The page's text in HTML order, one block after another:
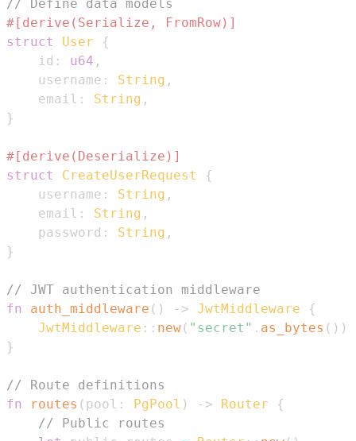
// Define data models
#[derive(Serialize, FromRow)]
struct
User
{
    id
: u64 ,
    username
: String ,
    email
: String ,
}
#[derive(Deserialize)]
struct
CreateUserRequest
{
    username
: String ,
    email
: String ,
    password
: String ,
}
// JWT authentication middleware
fn
auth_middleware ( ) -> JwtMiddleware
{
JwtMiddleware :: new( "secret" . as_bytes ( ) )
}
// Route definitions
fn
routes ( pool : PgPool ) -> Router
{
// Public routes